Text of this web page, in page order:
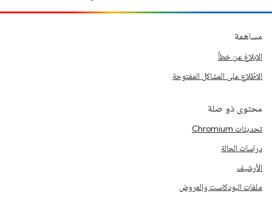
مساهمة
الإبلاغ عن خطأ
الاطّلاع على المشاكل المفتوحة
محتوى ذو صلة
تحديثات Chromium
دراسات الحالة
الأرشيف
ملفات البودكاست والعروض